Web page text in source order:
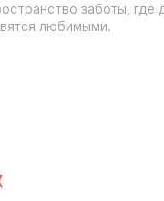
заботы, где
любимыми.